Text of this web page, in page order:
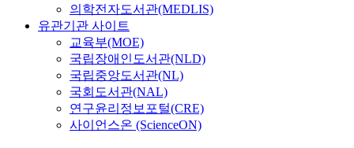
의학전자도서관(MEDLIS)
유관기관 사이트
교육부(MOE)
국립장애인도서관(NLD)
국립중앙도서관(NL)
국회도서관(NAL)
연구윤리정보포털(CRE)
사이언스온 (ScienceON)